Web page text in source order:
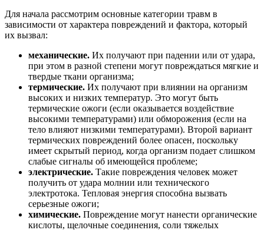
Для начала рассмотрим основные категории травм в
зависимости от характера повреждений и фактора, который
их вызвал:
механические. Их получают при падении или от удара,
при этом в разной степени могут повреждаться мягкие и
твердые ткани организма;
термические. Их получают при влиянии на организм
высоких и низких температур. Это могут быть
термические ожоги (если оказывается воздействие
высокими температурами) или обморожения (если на
тело влияют низкими температурами). Второй вариант
термических повреждений более опасен, поскольку
имеет скрытый период, когда организм подает слишком
слабые сигналы об имеющейся проблеме;
электрические. Такие повреждения человек может
получить от удара молнии или технического
электротока. Тепловая энергия способна вызвать
серьезные ожоги;
химические. Повреждение могут нанести органические
кислоты, щелочные соединения, соли тяжелых